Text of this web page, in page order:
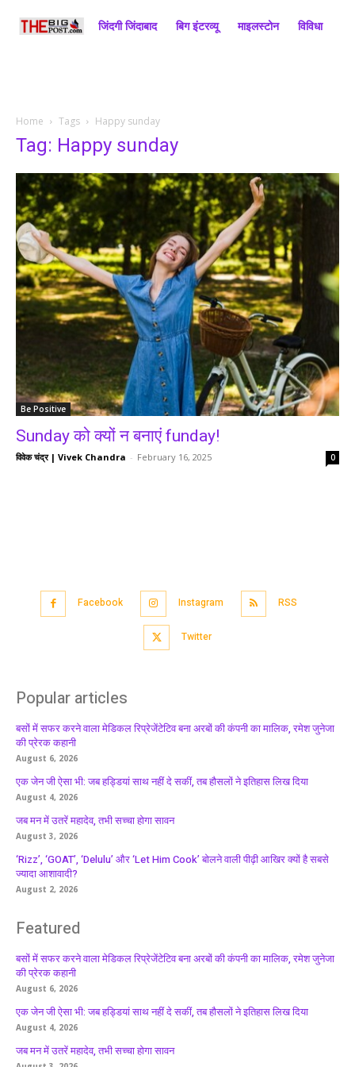
जिंदगी जिंदाबाद बिग इंटरव्यू माइलस्टोन विविधा
Home Tags Happy sunday
Tag: Happy sunday
Be Positive
Sunday को क्यों न बनाएं funday!
विवेक चंद्र | Vivek Chandra - February 16, 2025 0
Facebook Instagram RSS
Twitter
Popular articles
बसों में सफर करने वाला मेडिकल रिप्रेजेंटेटिव बना अरबों की कंपनी का मालिक, रमेश जुनेजा
की प्रेरक कहानी
August 6, 2026
एक जेन जी ऐसा भी: जब हड्डियां साथ नहीं दे सकीं, तब हौसलों ने इतिहास लिख दिया
August 4, 2026
जब मन में उतरें महादेव, तभी सच्चा होगा सावन
August 3, 2026
‘Rizz’, ‘GOAT’, ‘Delulu’ और ‘Let Him Cook’ बोलने वाली पीढ़ी आखिर क्यों है सबसे
ज्यादा आशावादी?
August 2, 2026
Featured
बसों में सफर करने वाला मेडिकल रिप्रेजेंटेटिव बना अरबों की कंपनी का मालिक, रमेश जुनेजा
की प्रेरक कहानी
August 6, 2026
एक जेन जी ऐसा भी: जब हड्डियां साथ नहीं दे सकीं, तब हौसलों ने इतिहास लिख दिया
August 4, 2026
जब मन में उतरें महादेव, तभी सच्चा होगा सावन